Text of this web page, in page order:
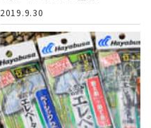
2019.9.30